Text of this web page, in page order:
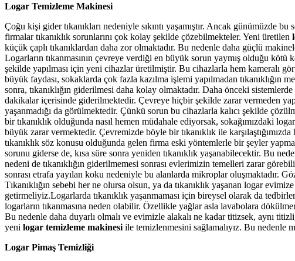
Logar Temizleme Makinesi
Çoğu kişi gider tıkanıkları nedeniyle sıkıntı yaşamıştır. Ancak günümüzde
firmalar tıkanıklık sorunlarını çok kolay şekilde çözebilmekteler. Yeni üretilen
küçük çaplı tıkanıklardan daha zor olmaktadır. Bu nedenle daha güçlü
Logarların tıkanmasının çevreye verdiği en büyük sorun yaymış olduğu
şekilde yapılması için yeni cihazlar üretilmiştir. Bu cihazlarla hem kameralı
büyük faydası, sokaklarda çok fazla kazılma işlemi yapılmadan
sonra, tıkanıklığın giderilmesi daha kolay olmaktadır. Daha önceki
dakikalar içerisinde giderilmektedir. Çevreye hiçbir şekilde zarar vermeden
yaşanmadığı da görülmektedir. Çünkü sorun bu cihazlarla kalıcı şekilde
bir tıkanıklık olduğunda nasıl hemen müdahale ediyorsak, sokağımızdaki
büyük zarar vermektedir. Çevremizde böyle bir tıkanıklık ile
tıkanıklık söz konusu olduğunda gelen firma eski yöntemlerle bir şeyler
sorunu giderse de, kısa süre sonra yeniden tıkanıklık yaşanabilecektir. Bu
nedeni de tıkanıklığın giderilmemesi sonrası evlerimizin temelleri zarar
sonrası etrafa yayılan koku nedeniyle bu alanlarda mikroplar oluşmaktadır.
Tıkanıklığın sebebi her ne olursa olsun, ya da tıkanıklık yaşanan logar
getirmeliyiz.Logarlarda tıkanıklık yaşanmaması için bireysel olarak da
logarların tıkanmasına neden olabilir. Özellikle yağlar asla lavabolara
Bu nedenle daha duyarlı olmalı ve evimizle alakalı ne kadar titizsek, aynı
yeni logar temizleme makinesi ile temizlenmesini sağlamalıyız. Bu nedenle
Logar Pimaş Temizliği